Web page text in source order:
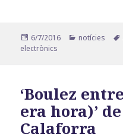
Publicat
el
6/7/2016 Categories
notícies
electrònics
‘Boulez
era hora)’
Calaforra